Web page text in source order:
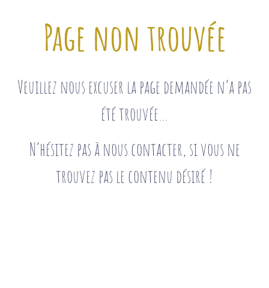
Page non trouvée
Veuillez nous excuser la page demandée n’a pas
été trouvée…
N’hésitez pas à nous contacter, si vous ne
trouvez pas le contenu désiré !